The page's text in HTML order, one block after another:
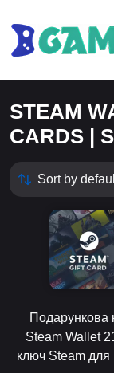
STEAM
CARDS |
Подарункова
Steam Wallet
ключ Steam для